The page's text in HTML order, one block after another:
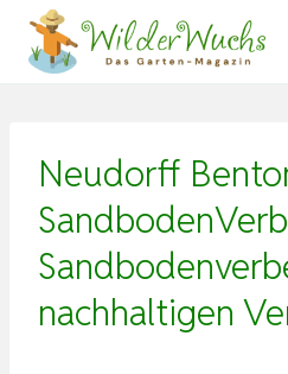
Zum
Inhalt
Neudorff
nachhaltigen